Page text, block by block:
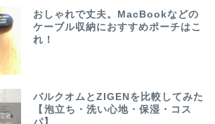
おしゃれで丈夫。MacBookなどの
ケーブル収納におすすめポーチはこ
れ！
バルクオムとZIGENを比較してみた
【泡立ち・洗い心地・保湿・コス